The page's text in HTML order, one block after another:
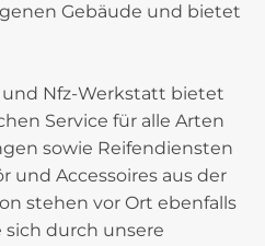
Gebäude und bietet
Nfz-Werkstatt bietet
Service für alle Arten
sowie Reifendiensten
und Accessoires aus der
stehen vor Ort ebenfalls
sich durch unsere